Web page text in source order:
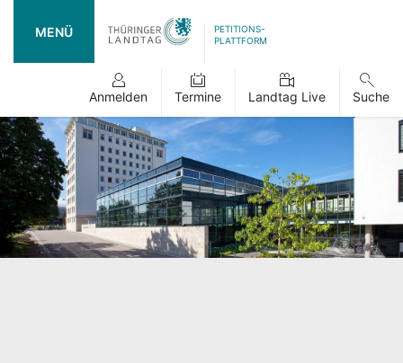
MENÜ
PETITIONS-
PLATTFORM
Anmelden Termine Landtag Live Suche